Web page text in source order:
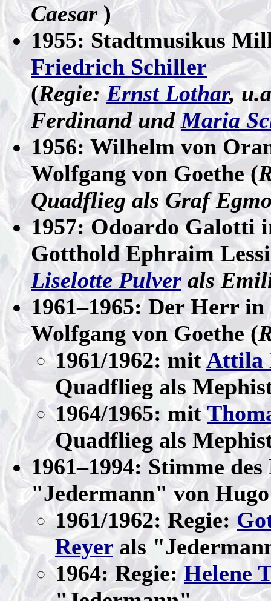
Caesar)
1955: Stadtmusikus
Friedrich Schiller
(Regie:Ernst Lothar,
Ferdinand undMaria
1956: Wilhelm von
Wolfgang von Goethe (
Quadflieg als Graf
1957: Odoardo Galotti
Gotthold Ephraim
Liselotte Pulverals
1961–1965: Der Herr
Wolfgang von Goethe (
1961/1962: mitAttila
Quadflieg als
1964/1965: mit
Quadflieg als
1961–1994: Stimme
"Jedermann" von
1961/1962: Regie:
Reyerals
1964: Regie:Helene